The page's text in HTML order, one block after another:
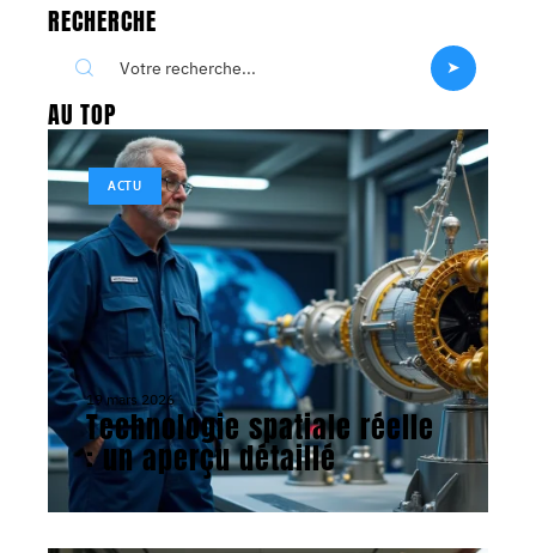
RECHERCHE
AU TOP
ACTU
19 mars 2026
Technologie spatiale réelle
: un aperçu détaillé